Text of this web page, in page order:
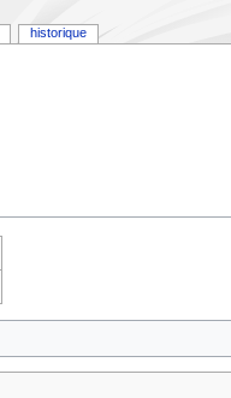
historique